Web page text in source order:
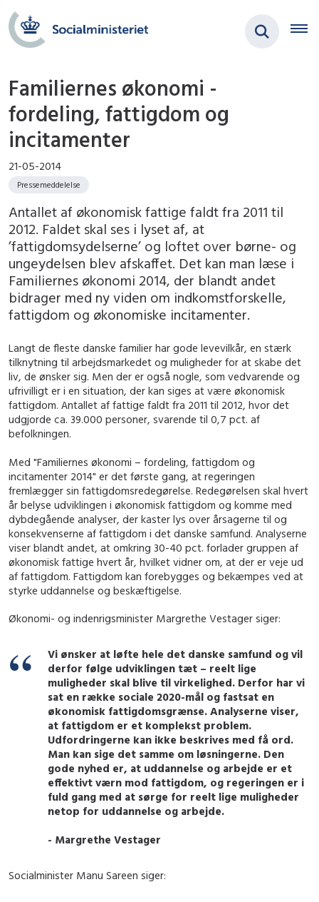
Familiernes økonomi -
fordeling, fattigdom og
incitamenter
21-05-2014
Pressemeddelelse
Antallet af økonomisk fattige faldt fra 2011 til
2012. Faldet skal ses i lyset af, at
’fattigdomsydelserne’ og loftet over børne- og
ungeydelsen blev afskaffet. Det kan man læse i
Familiernes økonomi 2014, der blandt andet
bidrager med ny viden om indkomstforskelle,
fattigdom og økonomiske incitamenter.
Langt de fleste danske familier har gode levevilkår, en stærk
tilknytning til arbejdsmarkedet og muligheder for at skabe det
liv, de ønsker sig. Men der er også nogle, som vedvarende og
ufrivilligt er i en situation, der kan siges at være økonomisk
fattigdom. Antallet af fattige faldt fra 2011 til 2012, hvor det
udgjorde ca. 39.000 personer, svarende til 0,7 pct. af
befolkningen.
Med "Familiernes økonomi – fordeling, fattigdom og
incitamenter 2014" er det første gang, at regeringen
fremlægger sin fattigdomsredegørelse. Redegørelsen skal hvert
år belyse udviklingen i økonomisk fattigdom og komme med
dybdegående analyser, der kaster lys over årsagerne til og
konsekvenserne af fattigdom i det danske samfund. Analyserne
viser blandt andet, at omkring 30-40 pct. forlader gruppen af
økonomisk fattige hvert år, hvilket vidner om, at der er veje ud
af fattigdom. Fattigdom kan forebygges og bekæmpes ved at
styrke uddannelse og beskæftigelse.
Økonomi- og indenrigsminister Margrethe Vestager siger:
Vi ønsker at løfte hele det danske samfund og vil
derfor følge udviklingen tæt – reelt lige
muligheder skal blive til virkelighed. Derfor har vi
sat en række sociale 2020-mål og fastsat en
økonomisk fattigdomsgrænse. Analyserne viser,
at fattigdom er et komplekst problem.
Udfordringerne kan ikke beskrives med få ord.
Man kan sige det samme om løsningerne. Den
gode nyhed er, at uddannelse og arbejde er et
effektivt værn mod fattigdom, og regeringen er i
fuld gang med at sørge for reelt lige muligheder
netop for uddannelse og arbejde.
- Margrethe Vestager
Socialminister Manu Sareen siger: